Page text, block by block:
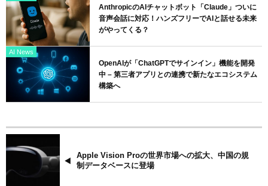
AnthropicのAIチャットボット「Claude」ついに
音声会話に対応！ハンズフリーでAIと話せる未来
がやってくる？
AI News
OpenAIが「ChatGPTでサインイン」機能を開発
中 – 第三者アプリとの連携で新たなエコシステム
構築へ
Apple Vision Proの世界市場への拡大、中国の規
制データベースに登場